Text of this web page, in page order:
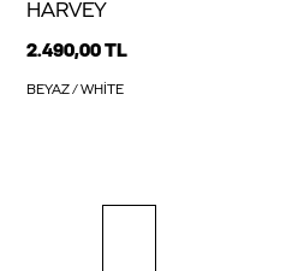
HARVEY
2.490,00 TL
BEYAZ / WHITE